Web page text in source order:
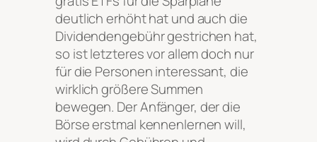
deutlich erhöht hat und auch die
Dividendengebühr gestrichen hat,
so ist letzteres vor allem doch nur
für die Personen interessant, die
wirklich größere Summen
bewegen. Der Anfänger, der die
Börse erstmal kennenlernen will,